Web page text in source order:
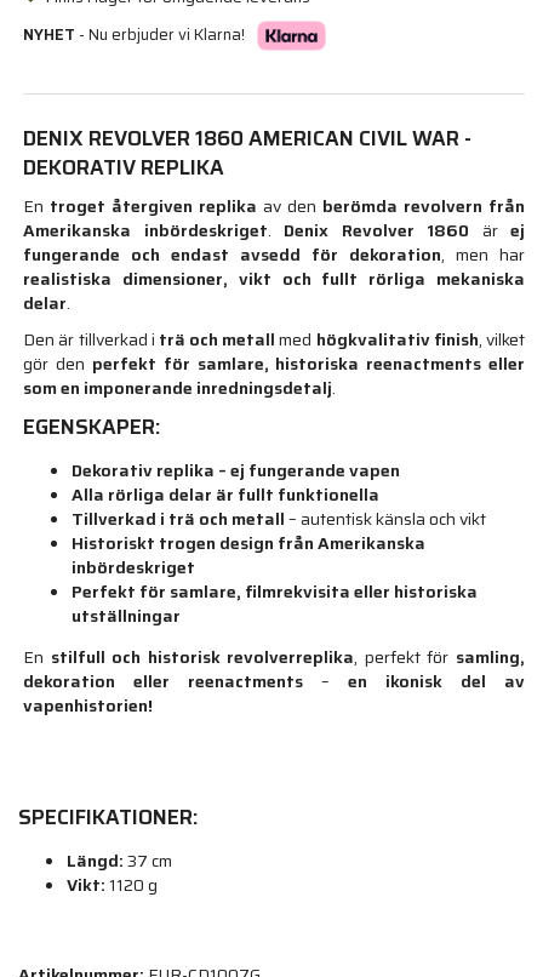
NYHET - Nu erbjuder vi Klarna!
DENIX REVOLVER 1860 AMERICAN CIVIL WAR -
DEKORATIV REPLIKA
En troget återgiven replika av den berömda revolvern från
Amerikanska inbördeskriget. Denix Revolver 1860 ärej
fungerande och endast avsedd för dekoration, men har
realistiska dimensioner, vikt och fullt rörliga mekaniska
delar.
Den är tillverkad i trä och metallmed högkvalitativ finish, vilket
gör den perfekt för samlare, historiska reenactments eller
som en imponerande inredningsdetalj.
EGENSKAPER:
Dekorativ replika – ej fungerande vapen
Alla rörliga delar är fullt funktionella
Tillverkad i trä och metall– autentisk känsla och vikt
Historiskt trogen design från Amerikanska
inbördeskriget
Perfekt för samlare, filmrekvisita eller historiska
utställningar
En stilfull och historisk revolverreplika, perfekt för samling,
dekoration eller reenactments –en ikonisk del av
vapenhistorien!
SPECIFIKATIONER:
Längd:37 cm
Vikt:1120 g